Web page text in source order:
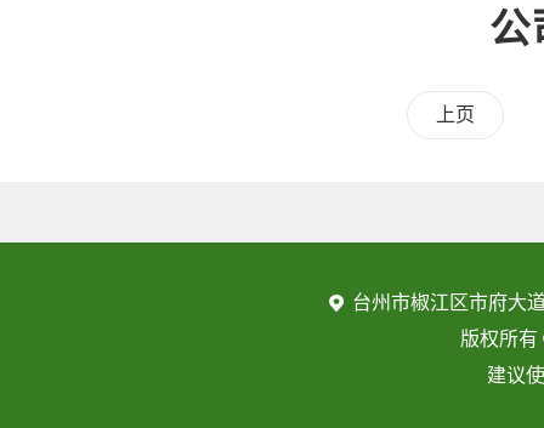
公
上页
台州市椒江区市府大
版权所
建议